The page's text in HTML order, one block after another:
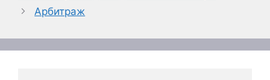
Арбитраж